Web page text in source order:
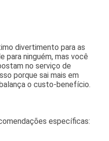
divertimento para as
para ninguém, mas você
no serviço de
porque sai mais em
o custo-benefício.
específicas: